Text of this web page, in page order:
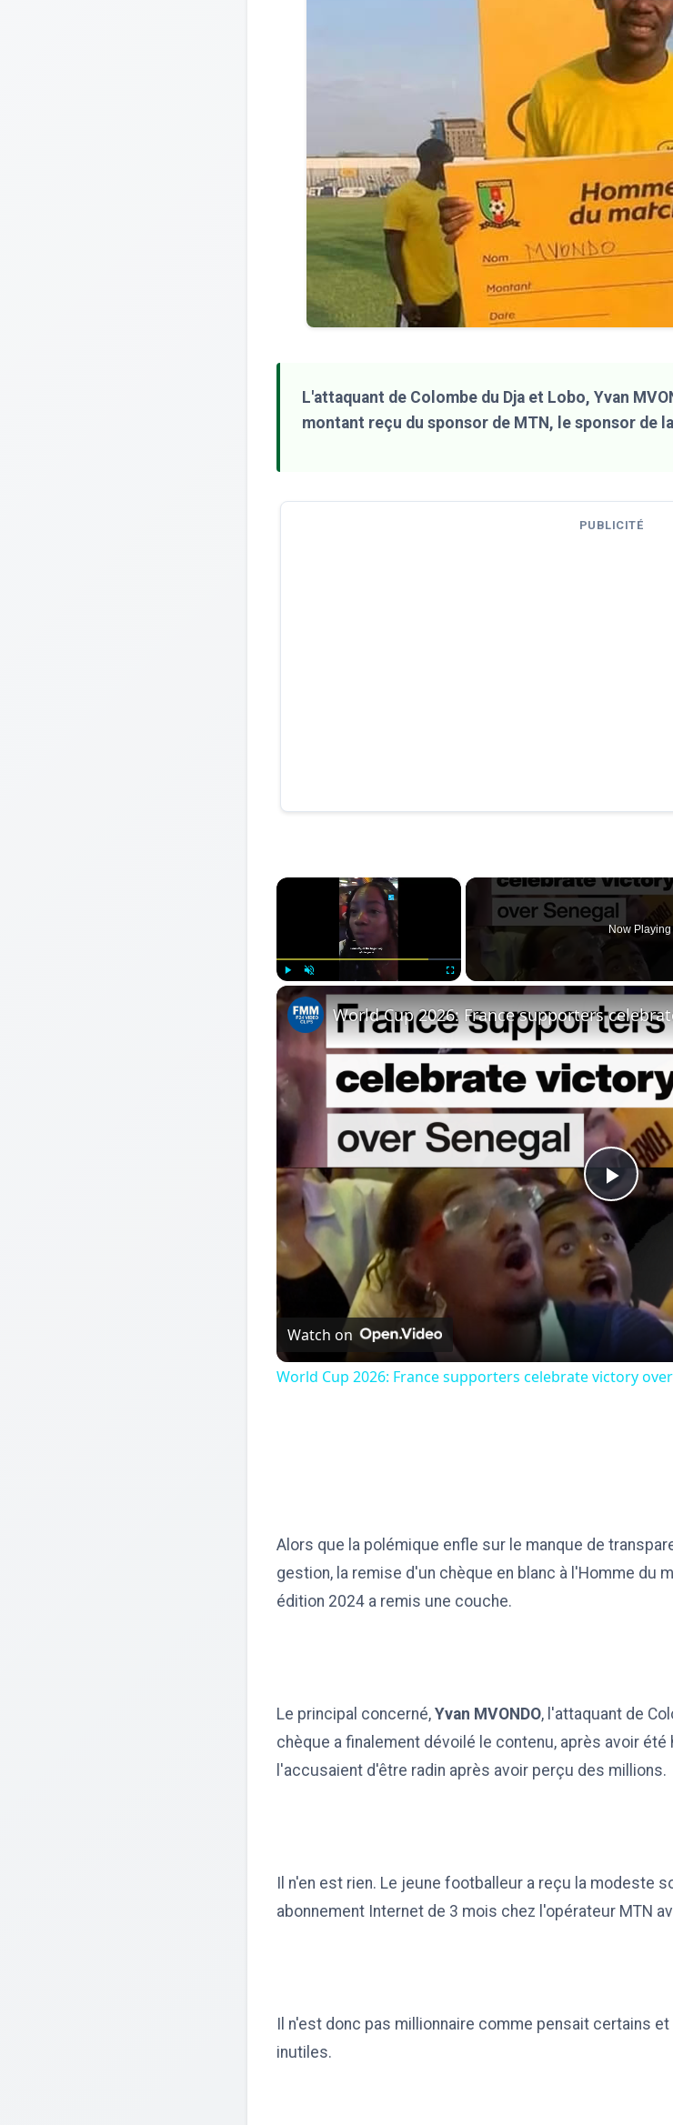
L'attaquant de Colombe du Dja et Lobo, Yvan
montant reçu du sponsor de MTN, le sponsor de
PUBLICITÉ
×
Now Playing
Play
Video
World Cup 2026: France supporters
Watch on
World Cup 2026: France supporters celebrate victory
Alors que la polémique enfle sur le manque de
gestion, la remise d'un chèque en blanc à l'Homme du
édition 2024 a remis une couche.
Le principal concerné, Yvan MVONDO, l'attaquant de
chèque a finalement dévoilé le contenu, après avoir
l'accusaient d'être radin après avoir perçu des millions.
Il n'en est rien. Le jeune footballeur a reçu la modeste
abonnement Internet de 3 mois chez l'opérateur MTN
Il n'est donc pas millionnaire comme pensait certains
inutiles.